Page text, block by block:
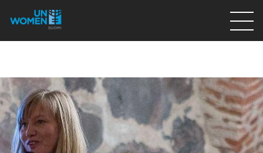
Osallistu
Mitä teemme
Ajankohtaista
Tietoa meistä